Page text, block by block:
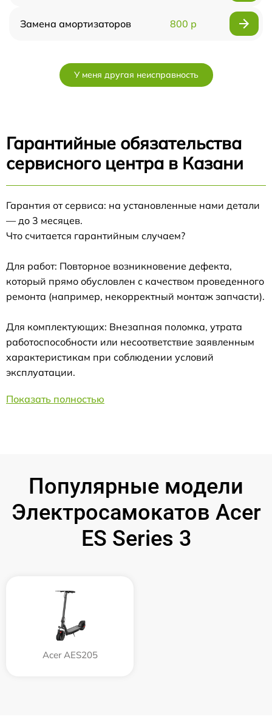
Замена амортизаторов 800 р
У меня другая неисправность
Гарантийные обязательства
сервисного центра в Казани
Гарантия от сервиса: на установленные нами детали
— до 3 месяцев.
Что считается гарантийным случаем?
Для работ: Повторное возникновение дефекта,
который прямо обусловлен с качеством проведенного
ремонта (например, некорректный монтаж запчасти).
Для комплектующих: Внезапная поломка, утрата
работоспособности или несоответствие заявленным
характеристикам при соблюдении условий
эксплуатации.
Показать полностью
Популярные модели
Электросамокатов Acer
ES Series 3
Acer AES205